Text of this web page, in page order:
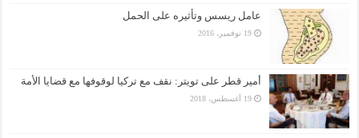
عامل ريسس وتأثيره على الحمل
19 نوفمبر، 2016
أمير قطر على تويتر: نقف مع تركيا لوقوفها مع قضايا الأمة
19 أغسطس، 2018